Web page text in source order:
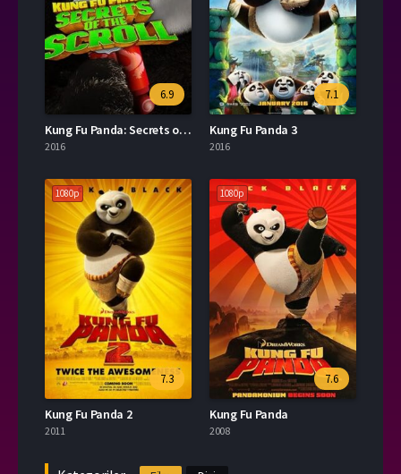
6.9
Kung Fu Panda: Secrets of the Scroll
2016
7.1
Kung Fu Panda 3
2016
1080p
7.3
Kung Fu Panda 2
2011
1080p
7.6
Kung Fu Panda
2008